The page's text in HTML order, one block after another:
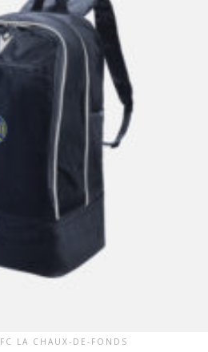
FC LA CHAUX-DE-FONDS